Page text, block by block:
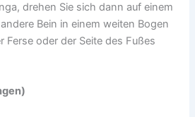
drehen Sie sich dann auf einem
Bein in einem weiten Bogen
oder der Seite des Fußes